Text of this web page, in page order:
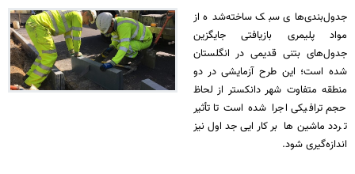
جدول‌بندی‌های سبک ساخته‌شده از
مواد پلیمری بازیافتی جایگزین
جدول‌های بتنی قدیمی در انگلستان
شده است؛ این طرح آزمایشی در دو
منطقه متفاوت شهر دانکستر از لحاظ
حجم ترافیکی اجرا شده است تا تأثیر
تردد ماشین‌ها بر کارایی جداول نیز
اندازه‌گیری شود.